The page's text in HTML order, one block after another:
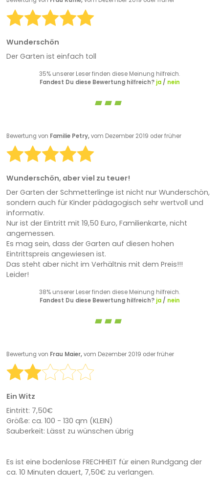
Wunderschön
Der Garten ist einfach toll
35% unserer Leser finden diese Meinung hilfreich.
Fandest Du diese Bewertung hilfreich? ja/ nein
Bewertung von Familie Petry,vom Dezember 2019 oder früher
Wunderschön, aber viel zu teuer!
Der Garten der Schmetterlinge ist nicht nur Wunderschön,
sondern auch für Kinder pädagogisch sehr wertvoll und
informativ.
Nur ist der Eintritt mit 19,50 Euro, Familienkarte, nicht
angemessen.
Es mag sein, dass der Garten auf diesen hohen
Eintrittspreis angewiesen ist.
Das steht aber nicht im Verhältnis mit dem Preis!!!
Leider!
38% unserer Leser finden diese Meinung hilfreich.
Fandest Du diese Bewertung hilfreich? ja/ nein
Bewertung von Frau Maier,vom Dezember 2019 oder früher
Ein Witz
Eintritt: 7,50€
Größe: ca. 100 - 130 qm (KLEIN)
Sauberkeit: Lässt zu wünschen übrig
Es ist eine bodenlose FRECHHEIT für einen Rundgang der
ca. 10 Minuten dauert, 7,50€ zu verlangen.